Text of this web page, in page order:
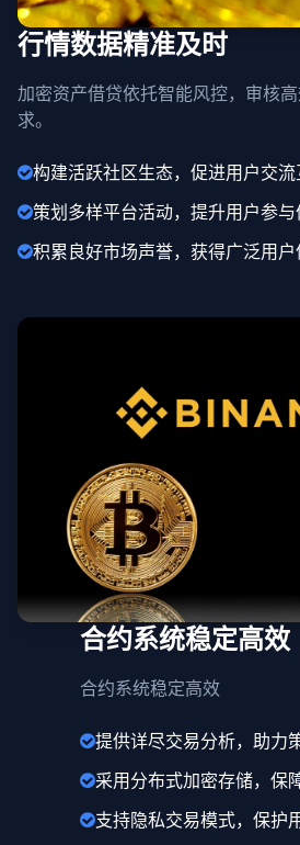
行情数据精准及时
加密资产借贷依托智能风控，审核
求。
构建活跃社区生态，促进用户交流
策划多样平台活动，提升用户参与
积累良好市场声誉，获得广泛用户
合约系统稳定高效
合约系统稳定高效
提供详尽交易分析，助力
采用分布式加密存储，保
支持隐私交易模式，保护